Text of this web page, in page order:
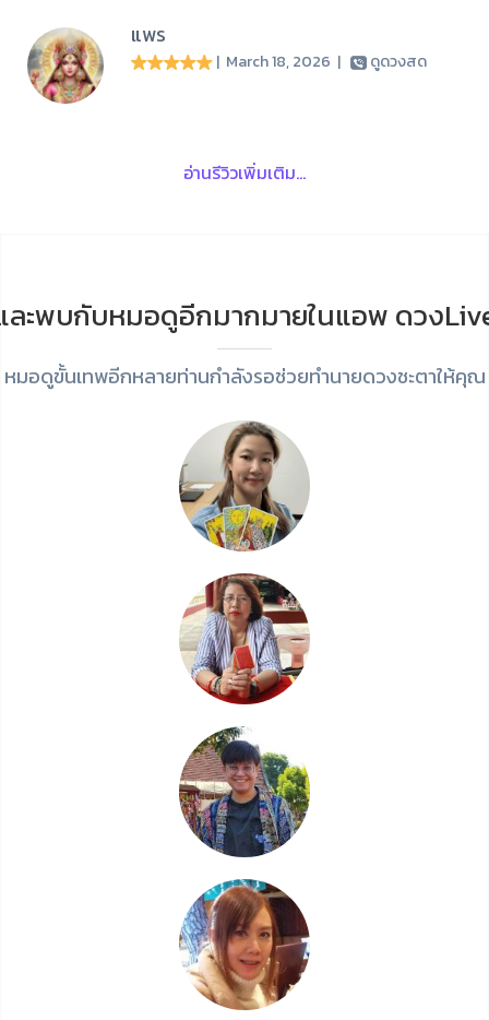
แพร
| March 18, 2026 | ดูดวงสด
อ่านรีวิวเพิ่มเติม...
ละพบกับหมอดูอีกมากมายในแอพ ดวง
หมอดูขั้นเทพอีกหลายท่านกำลังรอช่วยทำนายดวงชะตาให้คุณ